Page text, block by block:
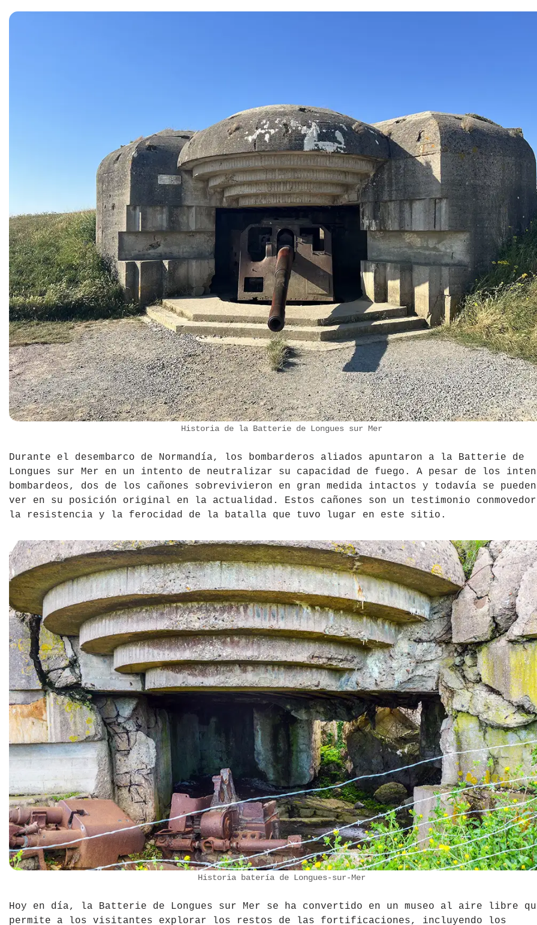
Historia de la Batterie de Longues sur Mer
Durante el desembarco de Normandía, los bombarderos aliados apuntaron a la Batterie de
Longues sur Mer en un intento de neutralizar su capacidad de fuego. A pesar de los
bombardeos, dos de los cañones sobrevivieron en gran medida intactos y todavía se pueden
ver en su posición original en la actualidad. Estos cañones son un testimonio
la resistencia y la ferocidad de la batalla que tuvo lugar en este sitio.
Historia batería de Longues-sur-Mer
Hoy en día, la Batterie de Longues sur Mer se ha convertido en un museo al aire libre
permite a los visitantes explorar los restos de las fortificaciones, incluyendo los